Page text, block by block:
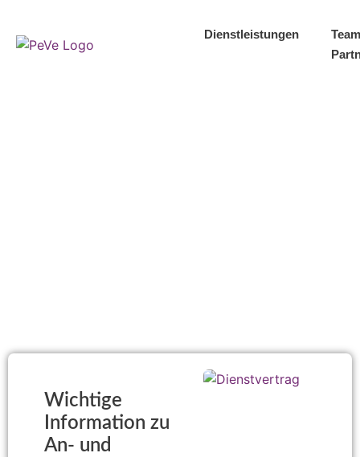
Dienstleistungen
Wichtige
Information zu
An- und